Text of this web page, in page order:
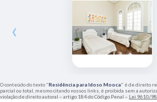
‹
O conteúdo do texto "Residência para Idoso Mooca" é de direito
parcial ou total, mesmo citando nossos links, é proibida sem a
violação de direito autoral – artigo 184 do Código Penal – Lei 9610/